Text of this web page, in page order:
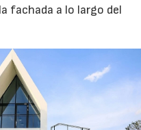
fachada a lo largo del